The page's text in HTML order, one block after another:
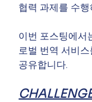
협력 과제를 수
이번 포스팅에서
로벌 번역 서비
공유합니다.